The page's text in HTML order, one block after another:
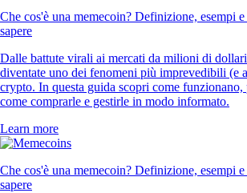
Che cos'è una memecoin? Definizione, esempi
sapere
Dalle battute virali ai mercati da milioni di
diventate uno dei fenomeni più imprevedibili (e
crypto. In questa guida scopri come funzionano,
come comprarle e gestirle in modo informato.
Learn more
Che cos'è una memecoin? Definizione, esempi
sapere